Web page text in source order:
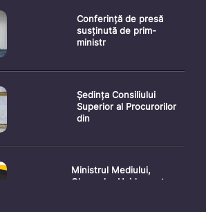
Conferință de presă
susținută de prim-
ministr
Ședința Consiliului
Superior al Procurorilor
din
Ministrul Mediului,
Gheorghe Hajder, este